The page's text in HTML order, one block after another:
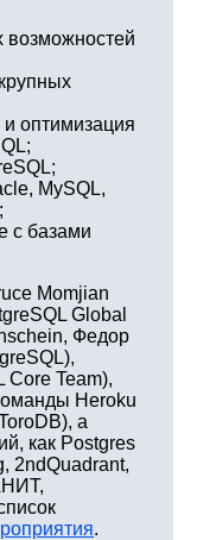
оптимизация
MySQL,
с базами
Momjian
Global
Федор
Core Team),
Heroku
а
как Postgres
2ndQuadrant,
.